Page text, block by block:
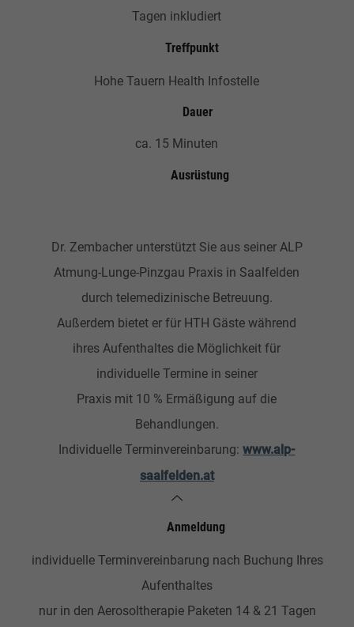
Tagen inkludiert
Treffpunkt
Hohe Tauern Health Infostelle
Dauer
ca. 15 Minuten
Ausrüstung
Dr. Zembacher unterstützt Sie aus seiner ALP
Atmung-Lunge-Pinzgau Praxis in Saalfelden
durch telemedizinische Betreuung.
Außerdem bietet er für HTH Gäste während
ihres Aufenthaltes die Möglichkeit für
individuelle Termine in seiner
Praxis mit 10 % Ermäßigung auf die
Behandlungen.
Individuelle Terminvereinbarung:www.alp-
saalfelden.at
Anmeldung
individuelle Terminvereinbarung nach Buchung Ihres
Aufenthaltes
nur in den Aerosoltherapie Paketen 14 & 21 Tagen